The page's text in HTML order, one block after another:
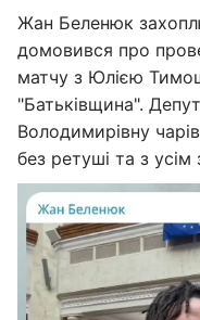
Жан Беленюк
домовився про
матчу з Юлією
"Батьківщина".
Володимирівну
без ретуші та з